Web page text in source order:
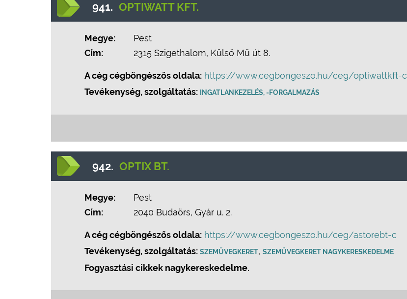
941. OPTIWATT KFT.
Megye:
Pest
Cím:
2315 Szigethalom, Külső Mű út 8.
A cég cégböngészős oldala: https://www.cegbongeszo.hu/ceg/optiwattkft-c
Tevékenység, szolgáltatás:
INGATLANKEZELÉS, -FORGALMAZÁS
942. OPTIX BT.
Megye:
Pest
Cím:
2040 Budaörs, Gyár u. 2.
A cég cégböngészős oldala: https://www.cegbongeszo.hu/ceg/astorebt-c
Tevékenység, szolgáltatás: SZEMÜVEGKERET, SZEMÜVEGKERET NAGYKERESKEDELME
Fogyasztási cikkek nagykereskedelme.